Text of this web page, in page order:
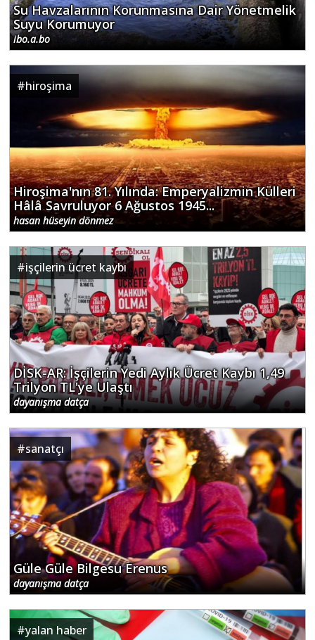
Su Havzalarının Korunmasına Dair Yönetmelik
Suyu Korumuyor
ibo.a.bo
#hiroşima
Hiroşima'nın 81. Yılında: Emperyalizmin Külleri
Hâlâ Savruluyor 6 Ağustos 1945...
hasan hüseyin dönmez
#işçilerin ücret kaybı
DİSK-AR: İşçilerin Yedi Aylık Ücret Kaybı 1,49
Trilyon TL'ye Ulaştı
dayanışma datça
#sanatçı
Güle Güle Bilgesu Erenus
dayanışma datça
#yalan haber